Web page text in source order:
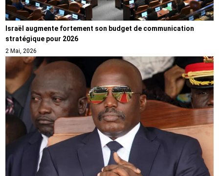
Israël augmente fortement son budget de communication
stratégique pour 2026
2 Mai, 2026